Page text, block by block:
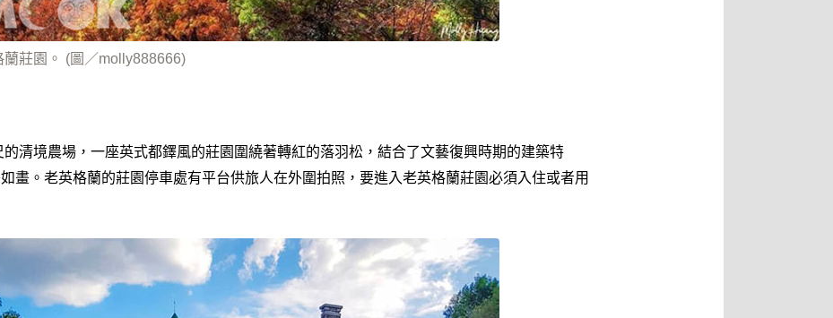
蘭莊園。 (圖／molly888666)
清境農場，一座英式都鐸風的莊園圍繞著轉紅的落羽松，結合了文藝復興時期的建築特
畫。老英格蘭的莊園停車處有平台供旅人在外圍拍照，要進入老英格蘭莊園必須入住或者用